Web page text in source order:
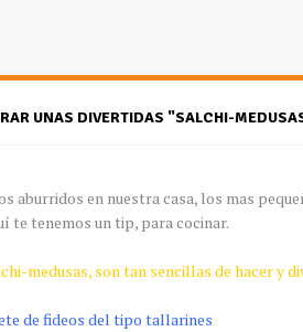
UNAS DIVERTIDAS "SALCHI-
aburridos en nuestra casa, los mas
te tenemos un tip, para cocinar.
-medusas, son tan sencillas de hacer y
de fideos del tipo tallarines